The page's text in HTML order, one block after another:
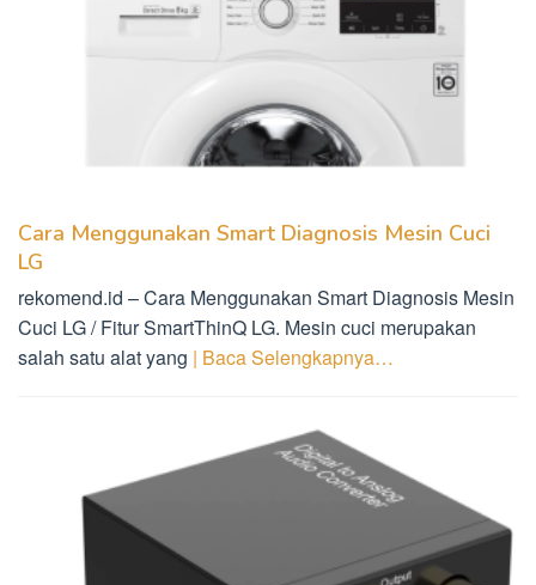
Cara Menggunakan Smart Diagnosis Mesin Cuci
LG
rekomend.id – Cara Menggunakan Smart Diagnosis Mesin
Cuci LG / Fitur SmartThinQ LG. Mesin cuci merupakan
salah satu alat yang | Baca Selengkapnya…